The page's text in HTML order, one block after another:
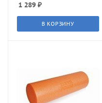
1 289 ₽
В КОРЗИНУ